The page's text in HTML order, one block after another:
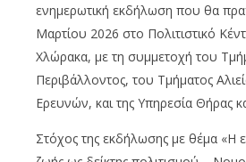
ενημερωτική εκδήλωση που θα
Μαρτίου 2026 στο Πολιτιστικό
Χλώρακα, με τη συμμετοχή του
Περιβάλλοντος, του Τμήματος
Ερευνών, και της Υπηρεσία Θήρας
Στόχος της εκδήλωσης με θέμα «Η